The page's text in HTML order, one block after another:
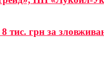
тис. грн за